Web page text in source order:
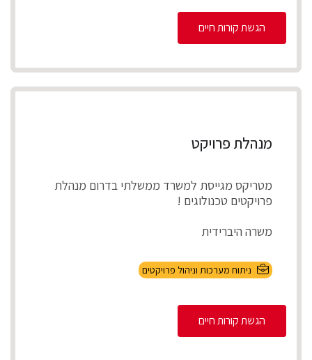
הגשת קורות חיים
מנהלת פרויקט
מטריקס מגייסת למשרד ממשלתי בדרום מנהלת
פרויקטים טכנולוגים !
משרה היברידית
תיאור התפקיד
והטמע...
ניתוח מערכות וניהול פרויקטים
הגשת קורות חיים